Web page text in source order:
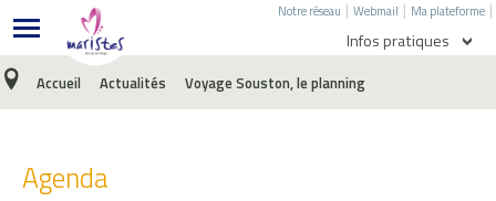
Notre réseau | Webmail | Ma plateforme |
Infos pratiques
Agenda
Accueil Actualités Voyage Souston, le planning
Agenda